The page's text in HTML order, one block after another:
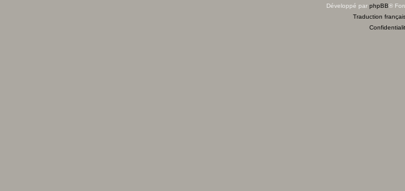
Développé par phpBB®
Traduction